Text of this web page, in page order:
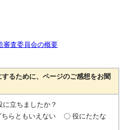
審査委員会の概要
るために、ページのご感想をお聞
に立ちましたか？
ちらともいえない
役にたたな